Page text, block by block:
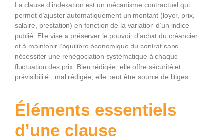
La clause d’indexation est un mécanisme contractuel qui
permet d’ajuster automatiquement un montant (loyer, prix,
salaire, prestation) en fonction de la variation d’un indice
publié. Elle vise à préserver le pouvoir d’achat du créancier
et à maintenir l’équilibre économique du contrat sans
nécessiter une renégociation systématique à chaque
fluctuation des prix. Bien rédigée, elle offre sécurité et
prévisibilité ; mal rédigée, elle peut être source de litiges.
Éléments essentiels
d’une clause